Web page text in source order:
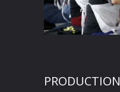
PRODUCTION